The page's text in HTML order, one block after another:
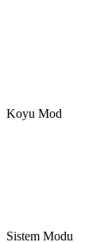
Koyu Mod
Sistem Modu